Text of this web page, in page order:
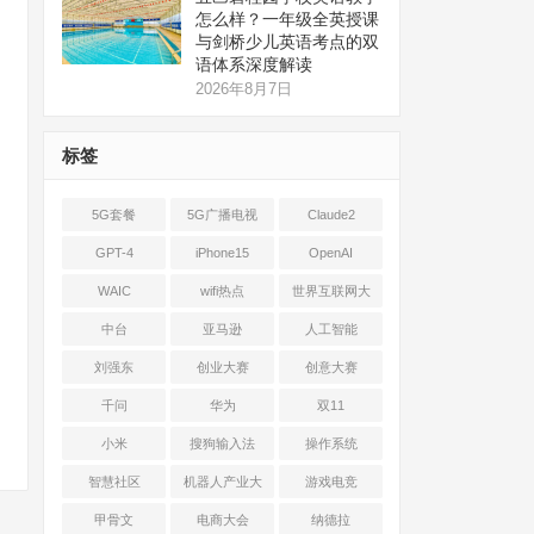
怎么样？一年级全英授课
与剑桥少儿英语考点的双
语体系深度解读
2026年8月7日
标签
5G套餐 5G广播电视 Claude2
GPT-4 iPhone15 OpenAI
WAIC wifi热点 世界互联网大
会
中台 亚马逊 人工智能
刘强东 创业大赛 创意大赛
千问 华为 双11
小米 搜狗输入法 操作系统
智慧社区 机器人产业大
会
游戏电竞
甲骨文 电商大会 纳德拉